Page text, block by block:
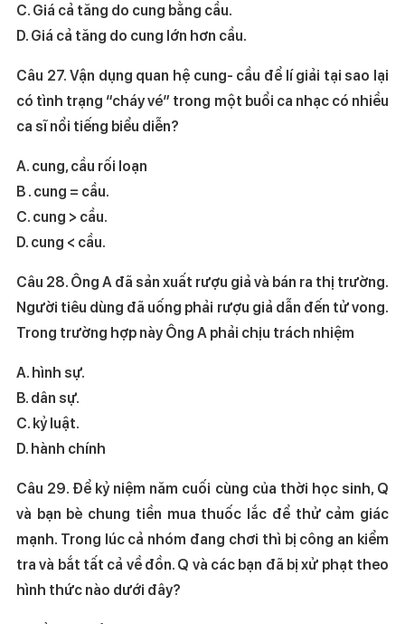
C. Giá cả tăng do cung bằng cầu.
D. Giá cả tăng do cung lớn hơn cầu.
Câu 27. Vận dụng quan hệ cung- cầu để lí giải tại sao lại
có tình trạng “cháy vé” trong một buổi ca nhạc có nhiều
ca sĩ nổi tiếng biểu diễn?
A. cung, cầu rối loạn
B . cung = cầu.
C. cung > cầu.
D. cung < cầu.
Câu 28. Ông A đã sản xuất rượu giả và bán ra thị trường.
Người tiêu dùng đã uống phải rượu giả dẫn đến tử vong.
Trong trường hợp này Ông A phải chịu trách nhiệm
A. hình sự.
B. dân sự.
C. kỷ luật.
D. hành chính
Câu 29. Để kỷ niệm năm cuối cùng của thời học sinh, Q
và bạn bè chung tiền mua thuốc lắc để thử cảm giác
mạnh. Trong lúc cả nhóm đang chơi thì bị công an kiểm
tra và bắt tất cả về đồn. Q và các bạn đã bị xử phạt theo
hình thức nào dưới đây?